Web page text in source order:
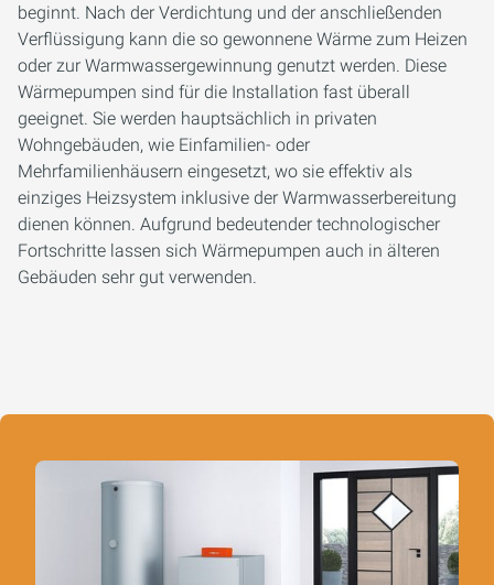
beginnt. Nach der Verdichtung und der anschließenden
Verflüssigung kann die so gewonnene Wärme zum Heizen
oder zur Warmwassergewinnung genutzt werden. Diese
Wärmepumpen sind für die Installation fast überall
geeignet. Sie werden hauptsächlich in privaten
Wohngebäuden, wie Einfamilien- oder
Mehrfamilienhäusern eingesetzt, wo sie effektiv als
einziges Heizsystem inklusive der Warmwasserbereitung
dienen können. Aufgrund bedeutender technologischer
Fortschritte lassen sich Wärmepumpen auch in älteren
Gebäuden sehr gut verwenden.